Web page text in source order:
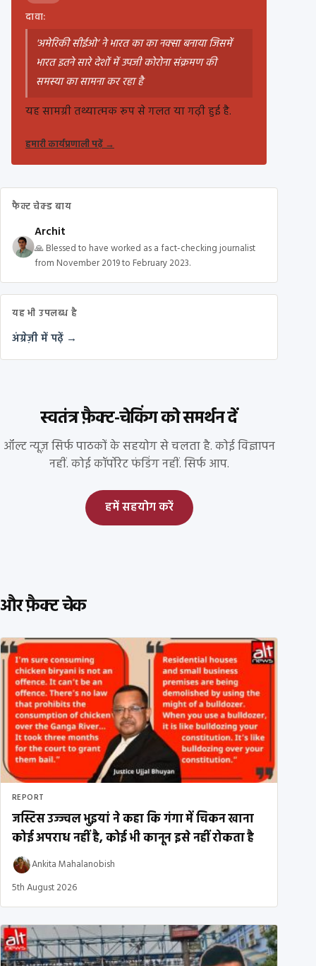
दावा:
'अमेरिकी सीईओ’ ने भारत का का नक्सा बनाया जिसमें
भारत इतने सारे देशों में उपजी कोरोना संक्रमण की
समस्या का सामना कर रहा है
यह सामग्री तथ्यात्मक रूप से गलत या गढ़ी हुई है.
हमारी कार्यप्रणाली पढ़ें→
फैक्ट चेक्ड बाय
Archit
🙏 Blessed to have worked as a fact-checking journalist
from November 2019 to February 2023.
यह भी उपलब्ध है
अंग्रेज़ी में पढ़ें →
स्वतंत्र फ़ैक्ट-चेकिंग को समर्थन दें
ऑल्ट न्यूज़ सिर्फ पाठकों के सहयोग से चलता है. कोई विज्ञापन
नहीं. कोई कॉर्पोरेट फंडिंग नहीं. सिर्फ आप.
हमें सहयोग करें
और फ़ैक्ट चेक
REPORT
जस्टिस उज्ज्वल भुइयां ने कहा कि गंगा में चिकन खाना
कोई अपराध नहीं है, कोई भी कानून इसे नहीं रोकता है
Ankita Mahalanobish
5th August 2026